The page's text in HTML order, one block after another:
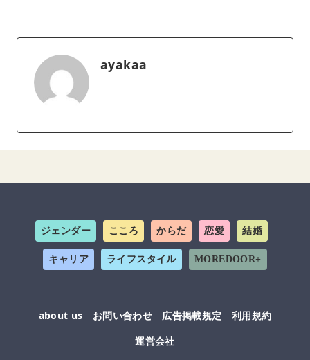
ayakaa
ジェンダー こころ からだ 恋愛 結婚
キャリア ライフスタイル MOREDOOR+
about us お問い合わせ 広告掲載規定
利用規約
運営会社